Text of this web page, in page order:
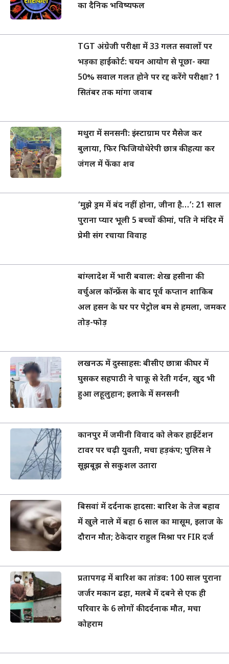
का दैनिक भविष्यफल
TGT अंग्रेजी परीक्षा में 33 गलत सवालों पर
भड़का हाईकोर्ट: चयन आयोग से पूछा- क्या
50% सवाल गलत होने पर रद्द करेंगे परीक्षा? 1
सितंबर तक मांगा जवाब
मथुरा में सनसनी: इंस्टाग्राम पर मैसेज कर
बुलाया, फिर फिजियोथेरेपी छात्र की हत्या कर
जंगल में फेंका शव
‘मुझे ड्रम में बंद नहीं होना, जीना है…’: 21 साल
पुराना प्यार भूली 5 बच्चों की मां, पति ने मंदिर में
प्रेमी संग रचाया विवाह
बांग्लादेश में भारी बवाल: शेख हसीना की
वर्चुअल कॉन्फ्रेंस के बाद पूर्व कप्तान शाकिब
अल हसन के घर पर पेट्रोल बम से हमला, जमकर
तोड़-फोड़
लखनऊ में दुस्साहस: बीसीए छात्रा की घर में
घुसकर सहपाठी ने चाकू से रेती गर्दन, खुद भी
हुआ लहूलुहान; इलाके में सनसनी
कानपुर में जमीनी विवाद को लेकर हाईटेंशन
टावर पर चढ़ी युवती, मचा हड़कंप; पुलिस ने
सूझबूझ से सकुशल उतारा
बिसवां में दर्दनाक हादसा: बारिश के तेज बहाव
में खुले नाले में बहा 6 साल का मासूम, इलाज के
दौरान मौत; ठेकेदार राहुल मिश्रा पर FIR दर्ज
प्रतापगढ़ में बारिश का तांडव: 100 साल पुराना
जर्जर मकान ढहा, मलबे में दबने से एक ही
परिवार के 6 लोगों की दर्दनाक मौत, मचा
कोहराम